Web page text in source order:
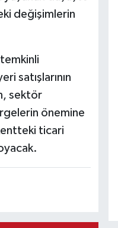
değişimlerin
satışlarının
sektör
önemine
ticari